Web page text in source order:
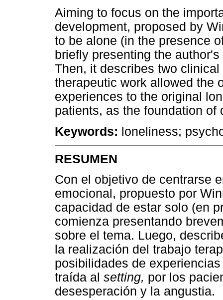
Aiming to focus on the
development, proposed by
to be alone (in the presence
briefly presenting the
Then, it describes two
therapeutic work allowed the
experiences to the original
patients, as the foundation of
Keywords: loneliness;
RESUMEN
Con el objetivo de centrarse
emocional, propuesto por
capacidad de estar solo (en
comienza presentando
sobre el tema. Luego,
la realización del trabajo
posibilidades de
traída al setting, por los
desesperación y la angustia.